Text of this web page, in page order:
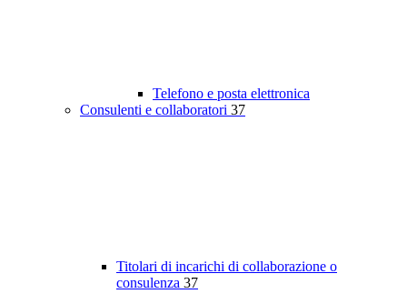
Telefono e posta elettronica
Consulenti e collaboratori 37
Titolari di incarichi di collaborazione o
consulenza 37